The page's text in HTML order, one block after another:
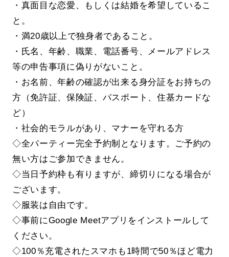
・真面目な恋愛、もしくは結婚を希望しているこ
と。
・満20歳以上で独身者であること。
・氏名、年齢、職業、電話番号、メールアドレス
等の申告事項に偽りがないこと。
・お名前、年齢の確認が出来る身分証をお持ちの
方（免許証、保険証、パスポート、住基カードな
ど）
・社会的モラルがあり、マナーを守れる方
◇全パーティー完全予約制となります。ご予約の
無い方はご参加できません。
◇当日予約枠も有りますが、締切りになる場合が
ございます。
◇服装は自由です。
◇事前にGoogle Meetアプリをインストールして
ください。
◇100％充電されたスマホも1時間で50％ほど電力